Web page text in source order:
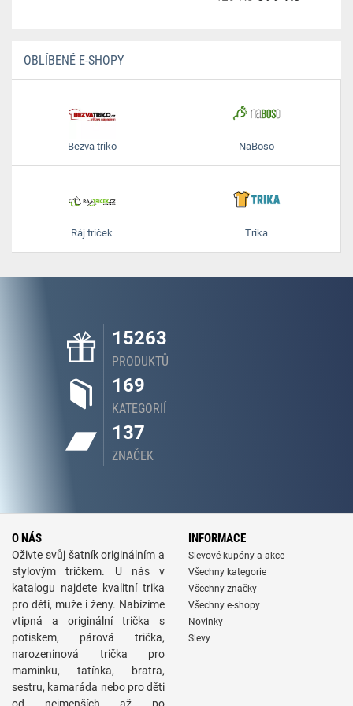
OBLÍBENÉ E-SHOPY
Bezva triko NaBoso
Ráj triček Trika
15263
PRODUKTŮ
169
KATEGORIÍ
137
ZNAČEK
O NÁS
Oživte svůj šatník originálním a
stylovým tričkem. U nás v
katalogu najdete kvalitní trika
pro děti, muže i ženy. Nabízíme
vtipná a originální trička s
potiskem, párová trička,
narozeninová trička pro
maminku, tatínka, bratra,
sestru, kamaráda nebo pro děti
INFORMACE
Slevové kupóny a akce
Všechny kategorie
Všechny značky
Všechny e-shopy
Novinky
Slevy